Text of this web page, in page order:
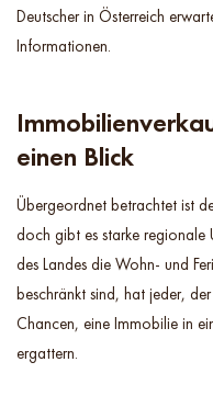
Deutscher in Österreich
Informationen.
einen Blick
Übergeordnet betrachtet ist
doch gibt es starke regionale
des Landes die Wohn- und
beschränkt sind, hat jeder,
Chancen, eine Immobilie in
ergattern.